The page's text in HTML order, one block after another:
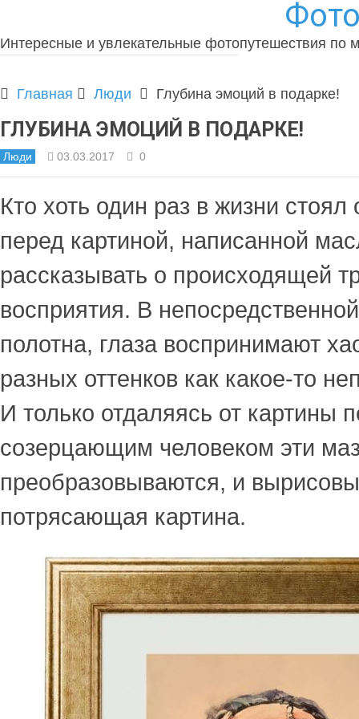
Интересные и увлекательные фотопутешествия по
Главная Люди Глубина эмоций в подарке!
ГЛУБИНА ЭМОЦИЙ В ПОДАРКЕ!
Люди 03.03.2017 0
Кто хоть один раз в жизни стоял
перед картиной, написанной
рассказывать о происходящей
восприятия. В
полотна, глаза воспринимают
разных оттенков как какое-то
И только отдаляясь от картины
созерцающим человеком эти
преобразовываются, и
потрясающая картина.